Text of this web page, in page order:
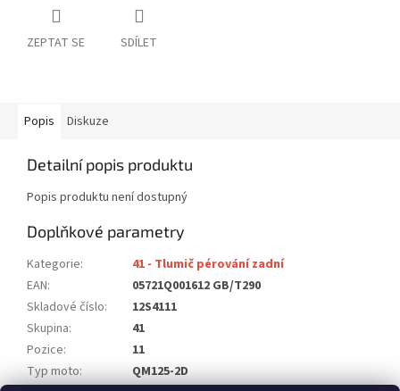
ZEPTAT SE SDÍLET
Popis Diskuze
Detailní popis produktu
Popis produktu není dostupný
Doplňkové parametry
Kategorie:
41 - Tlumič pérování zadní
EAN:
05721Q001612 GB/T290
Skladové číslo:
12S4111
Skupina:
41
Pozice:
11
Typ moto:
QM125-2D